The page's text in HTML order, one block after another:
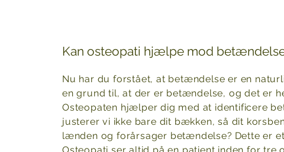
Kan osteopati hjælpe mod
Nu har du forstået, at betændelse er en
en grund til, at der er betændelse, og det er
Osteopaten hjælper dig med at identificere
justerer vi ikke bare dit bækken, så dit
lænden og forårsager betændelse? Dette er